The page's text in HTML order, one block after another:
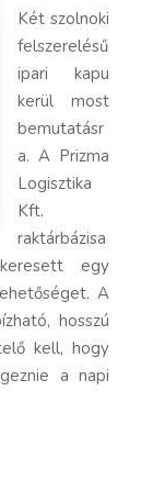
Két szolnoki
felszerelésű
ipari kapu
kerül most
bemutatásr
a. A Prizma
Logisztika
Kft.
raktárbázisa
egy
A
hosszú
kell, hogy
a napi